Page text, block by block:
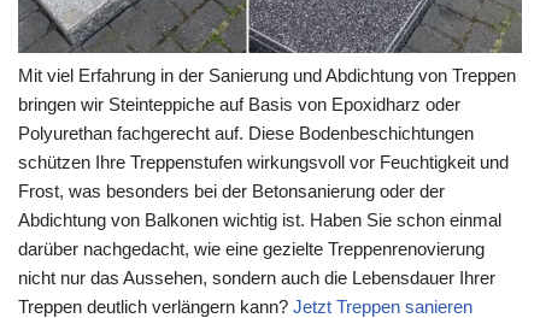
Mit viel Erfahrung in der Sanierung und Abdichtung von Treppen
bringen wir Steinteppiche auf Basis von Epoxidharz oder
Polyurethan fachgerecht auf. Diese Bodenbeschichtungen
schützen Ihre Treppenstufen wirkungsvoll vor Feuchtigkeit und
Frost, was besonders bei der Betonsanierung oder der
Abdichtung von Balkonen wichtig ist. Haben Sie schon einmal
darüber nachgedacht, wie eine gezielte Treppenrenovierung
nicht nur das Aussehen, sondern auch die Lebensdauer Ihrer
Treppen deutlich verlängern kann? Jetzt Treppen sanieren